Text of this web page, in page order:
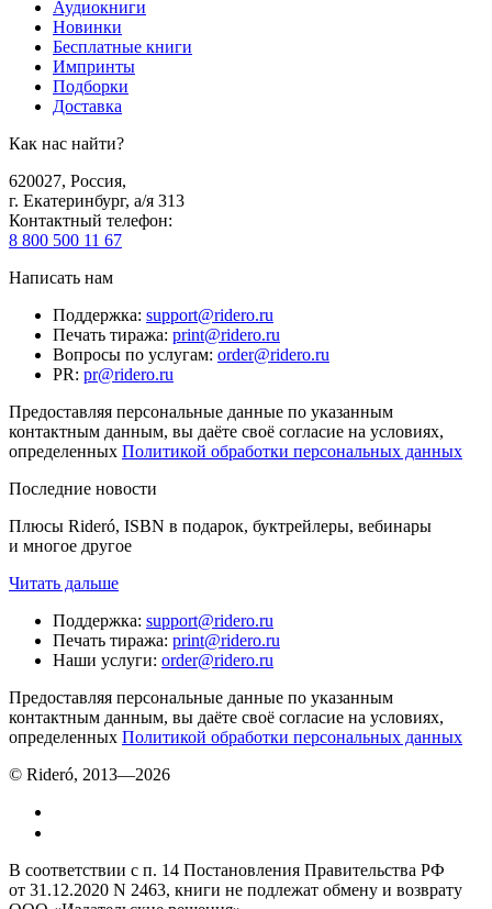
Аудиокниги
Новинки
Бесплатные книги
Импринты
Подборки
Доставка
Как нас найти?
620027, Россия,
г. Екатеринбург, а/я 313
Контактный телефон:
8 800 500 11 67
Написать нам
Поддержка: support@ridero.ru
Печать тиража: print@ridero.ru
Вопросы по услугам: order@ridero.ru
PR: pr@ridero.ru
Предоставляя персональные данные по указанным
контактным данным, вы даёте своё согласие на условиях,
определенных Политикой обработки персональных данных
Последние новости
Плюсы Rideró, ISBN в подарок, буктрейлеры, вебинары
и многое другое
Читать дальше
Поддержка: support@ridero.ru
Печать тиража: print@ridero.ru
Наши услуги: order@ridero.ru
Предоставляя персональные данные по указанным
контактным данным, вы даёте своё согласие на условиях,
определенных Политикой обработки персональных данных
© Rideró, 2013—2026
В соответствии с п. 14 Постановления Правительства РФ
от 31.12.2020 N 2463, книги не подлежат обмену и возврату